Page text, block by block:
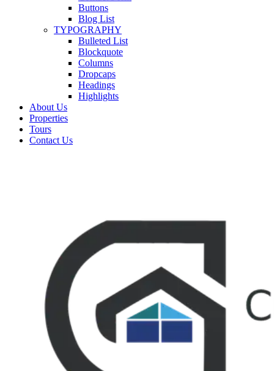
Buttons
Blog List
TYPOGRAPHY
Bulleted List
Blockquote
Columns
Dropcaps
Headings
Highlights
About Us
Properties
Tours
Contact Us